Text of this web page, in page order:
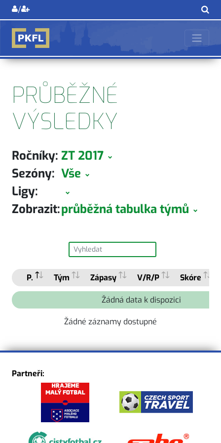
/
PRŮBĚŽNÉ
VÝSLEDKY
ZT 2017
Ročníky:
Vše
Sezóny:
Ligy:
průběžná tabulka týmů
Zobrazit:
P. Tým Zápasy V/R/P Skóre
Žádná data k dispozici
Žádné záznamy dostupné
Partneři: